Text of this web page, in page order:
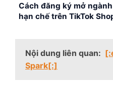
Cách đăng ký mở
hạn chế trên TikTok
Nội dung liên quan:
Spark[:]